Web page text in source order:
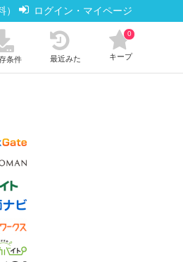
） ログイン・マイページ
条件 最近みた キープ
0